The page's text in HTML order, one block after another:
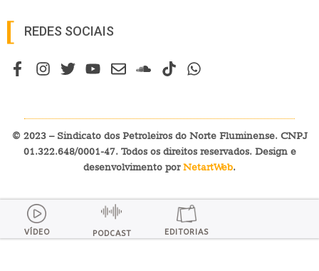
REDES SOCIAIS
© 2023 – Sindicato dos Petroleiros do Norte Fluminense. CNPJ
01.322.648/0001-47. Todos os direitos reservados. Design e
desenvolvimento porNetartWeb.
VÍDEO PODCAST EDITORIAS